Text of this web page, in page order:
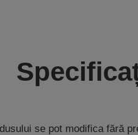
se pot modifica fără